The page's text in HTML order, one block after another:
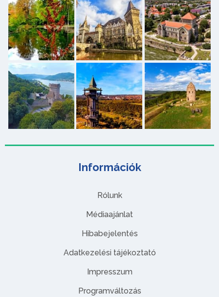
Információk
Rólunk
Médiaajánlat
Hibabejelentés
Adatkezelési tájékoztató
Impresszum
Programváltozás